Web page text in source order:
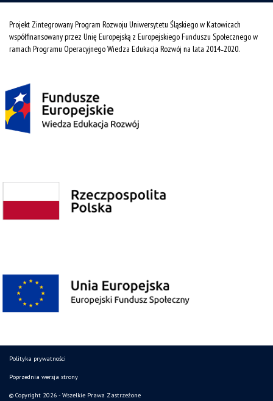
Projekt Zintegrowany Program Rozwoju Uniwersytetu Śląskiego w Katowicach
współfinansowany przez Unię Europejską z Europejskiego Funduszu Społecznego w
ramach Programu Operacyjnego Wiedza Edukacja Rozwój na lata 2014˗2020.
Polityka prywatności
Poprzednia wersja strony
© Copyright 2026 - Wszelkie Prawa Zastrzeżone